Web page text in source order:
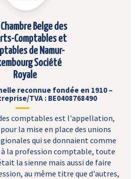
Chambre Belge des
Comptables et
de Namur-
Société
Royale
reconnue fondée en 1910 –
TVA : BE0408768490
comptables est l'appellation,
la mise en place des unions
qui se donnaient comme
la profession comptable, toute
la sienne mais aussi de faire
au même titre que d'autres,